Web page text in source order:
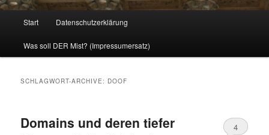
Zum
Inhalt
Zum
sekundären
Start Datenschutzerklärung
Was soll DER Mist? (Impressumersatz)
SCHLAGWORT-ARCHIVE: DOOF
Domains und deren tiefer
4